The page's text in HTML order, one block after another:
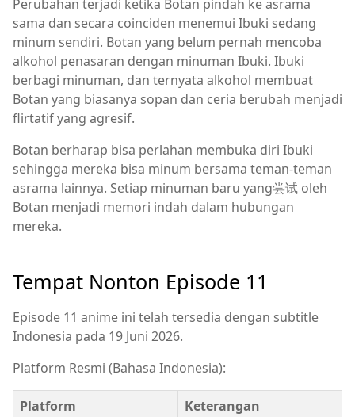
Perubahan terjadi ketika Botan pindah ke asrama
sama dan secara coinciden menemui Ibuki sedang
minum sendiri. Botan yang belum pernah mencoba
alkohol penasaran dengan minuman Ibuki. Ibuki
berbagi minuman, dan ternyata alkohol membuat
Botan yang biasanya sopan dan ceria berubah menjadi
flirtatif yang agresif.
Botan berharap bisa perlahan membuka diri Ibuki
sehingga mereka bisa minum bersama teman-teman
asrama lainnya. Setiap minuman baru yang尝试 oleh
Botan menjadi memori indah dalam hubungan
mereka.
Tempat Nonton Episode 11
Episode 11 anime ini telah tersedia dengan subtitle
Indonesia pada 19 Juni 2026.
Platform Resmi (Bahasa Indonesia):
Platform Keterangan